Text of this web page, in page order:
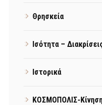
Θρησκεία
Ισότητα –
Ιστορικά
ΚΟΣΜΟΠΟΛΙΣ-